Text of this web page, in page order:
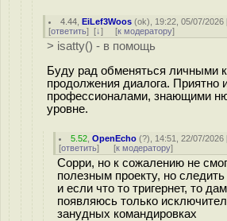
4.44 ,EiLef3Woos (ok), 19:22, 05/07/2026
[ответить] [↓] [к модератору]
> isatty() - в помощь
Буду рад обменяться личными
продолжения диалога. Приятно
профессионалами, знающими
уровне.
5.52 ,OpenEcho (?), 14:51, 22/07/2026
[ответить] [к модератору]
Сорри, но к сожалению не
полезным проекту, но
и если что то тригернет, то
появляюсь только
занудных командировках